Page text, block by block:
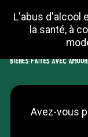
L'abus d'alcool
la santé, à
Avez-vous